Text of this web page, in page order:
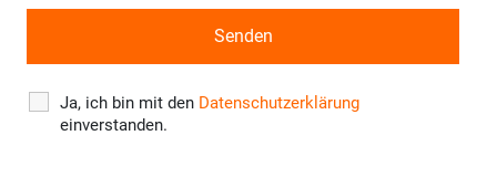
Ja, ich bin mit den Datenschutzerklärung
einverstanden.